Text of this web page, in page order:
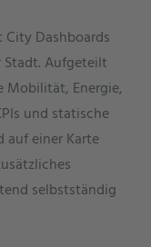
Dashboards
Stadt. Aufgeteilt
Mobilität, Energie,
und statische
auf einer Karte
selbstständig